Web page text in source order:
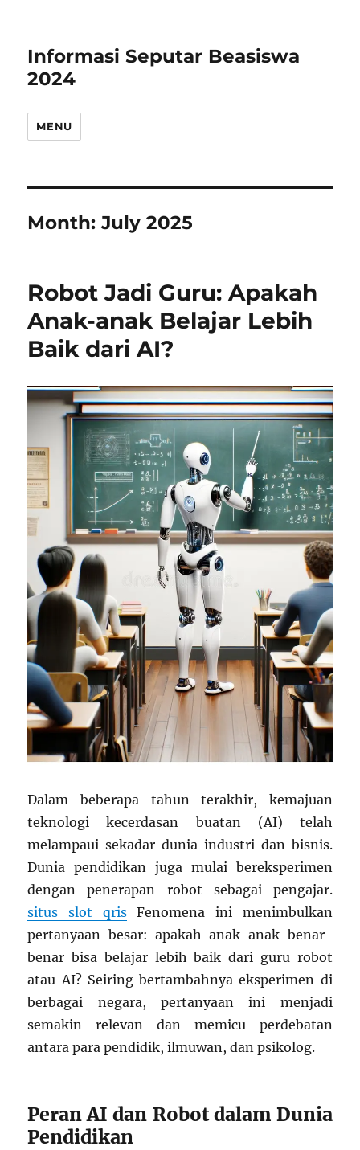
Informasi Seputar Beasiswa
2024
MENU
Month:July 2025
Robot Jadi Guru: Apakah
Anak-anak Belajar Lebih
Baik dari AI?
Dalam beberapa tahun terakhir, kemajuan
teknologi kecerdasan buatan (AI) telah
melampaui sekadar dunia industri dan bisnis.
Dunia pendidikan juga mulai bereksperimen
dengan penerapan robot sebagai pengajar.
situs slot qrisFenomena ini menimbulkan
pertanyaan besar: apakah anak-anak benar-
benar bisa belajar lebih baik dari guru robot
atau AI? Seiring bertambahnya eksperimen di
berbagai negara, pertanyaan ini menjadi
semakin relevan dan memicu perdebatan
antara para pendidik, ilmuwan, dan psikolog.
Peran AI dan Robot dalam Dunia
Pendidikan